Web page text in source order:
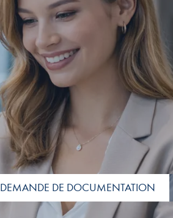
DEMANDE DE DOCUMENTATION